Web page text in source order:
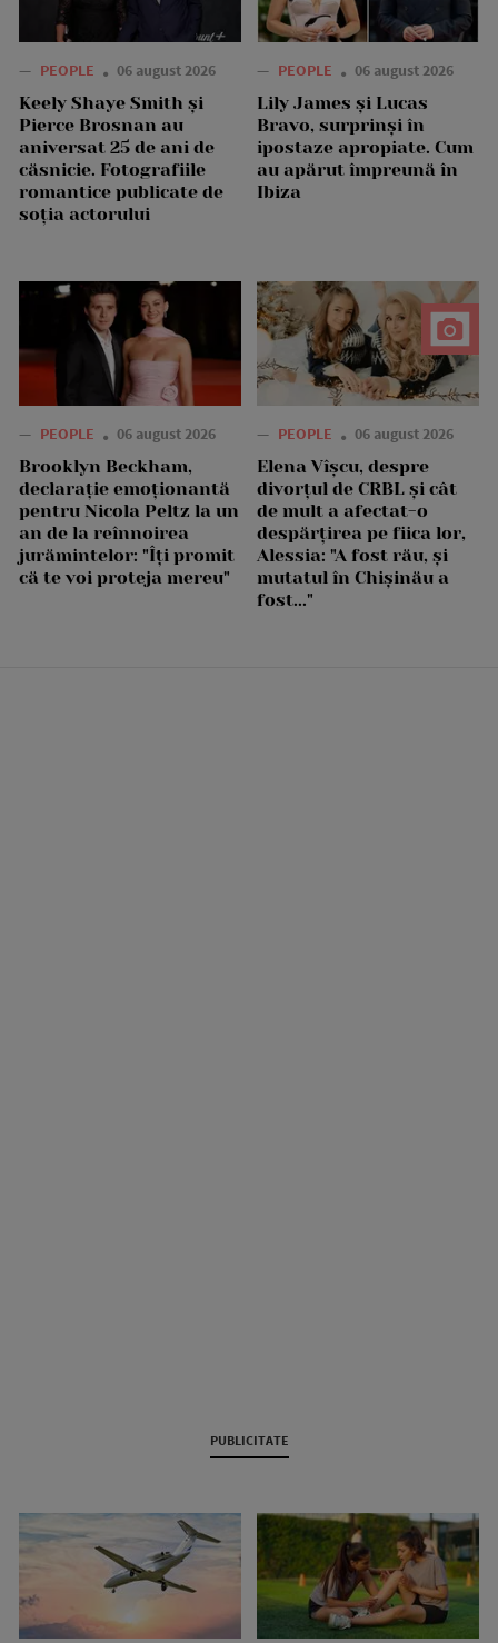
— PEOPLE 06 august 2026
Keely Shaye Smith și
Pierce Brosnan au
aniversat 25 de ani de
căsnicie. Fotografiile
romantice publicate de
soția actorului
— PEOPLE 06 august 2026
Lily James și Lucas
Bravo, surprinși în
ipostaze apropiate. Cum
au apărut împreună în
Ibiza
— PEOPLE 06 august 2026
Brooklyn Beckham,
declarație emoționantă
pentru Nicola Peltz la un
an de la reînnoirea
jurămintelor: "Îți promit
că te voi proteja mereu"
— PEOPLE 06 august 2026
Elena Vîșcu, despre
divorțul de CRBL și cât
de mult a afectat-o
despărțirea pe fiica lor,
Alessia: "A fost rău, și
mutatul în Chișinău a
fost..."
PUBLICITATE